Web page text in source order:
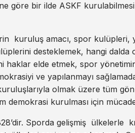
göre bir ilde ASKF
kuruluş amacı, spor kulüpleri,
desteklemek, hangi
elde etmek, spor
ve yapılanmayı
olmak üzere tüm
demokrasi kurulması için
Sporda gelişmiş ülkelerle